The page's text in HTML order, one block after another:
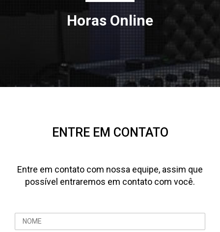
Horas Online
ENTRE EM CONTATO
Entre em contato com nossa equipe, assim que
possível entraremos em contato com você.